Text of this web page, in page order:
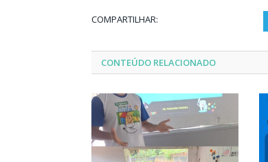
COMPARTILHAR:
CONTEÚDO RELACIONADO